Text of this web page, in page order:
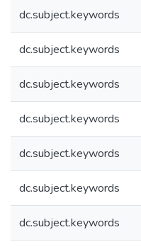
dc.subject.keywords
dc.subject.keywords
dc.subject.keywords
dc.subject.keywords
dc.subject.keywords
dc.subject.keywords
dc.subject.keywords